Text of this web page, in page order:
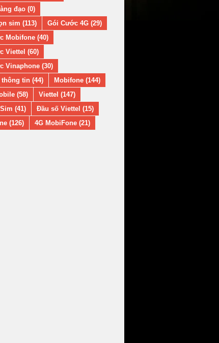
đạo (0)
sim (113)
Gói Cước 4G (29)
Mobifone (40)
Viettel (60)
Vinaphone (30)
thông tin (44)
Mobifone (144)
(58)
Viettel (147)
(41)
Đầu số Viettel (15)
(126)
4G MobiFone (21)